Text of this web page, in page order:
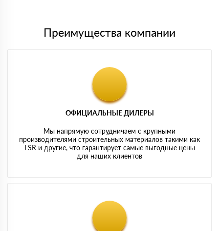
Преимущества компании
ОФИЦИАЛЬНЫЕ ДИЛЕРЫ
Мы напрямую сотрудничаем с крупными
производителями строительных материалов такими как
LSR и другие, что гарантирует самые выгодные цены
для наших клиентов